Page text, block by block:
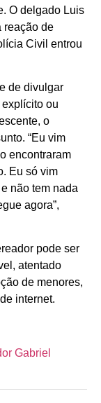
O delgado Luis
reação de
Civil entrou
de divulgar
ou
o
“Eu vim
encontraram
Eu só vim
não tem nada
agora”,
pode ser
atentado
de menores,
internet.
Gabriel